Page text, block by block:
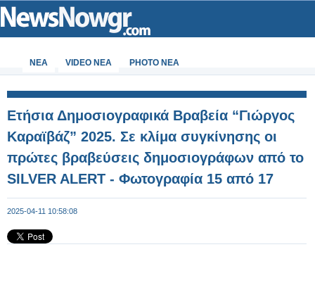
ΝΕΑ VIDEO NEA PHOTO NEA
Ετήσια Δημοσιογραφικά Βραβεία “Γιώργος
Καραϊβάζ” 2025. Σε κλίμα συγκίνησης οι
πρώτες βραβεύσεις δημοσιογράφων από το
SILVER ALERT - Φωτογραφία 15 από 17
2025-04-11 10:58:08